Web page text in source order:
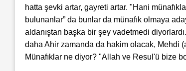
hatta şevki artar, gayreti artar. "Hani
bulunanlar” da bunlar da münafık olmaya
aldanıştan başka bir şey vadetmedi
daha Ahir zamanda da hakim olacak, Mehdi
Münafıklar ne diyor? "Allah ve Resul'ü bize